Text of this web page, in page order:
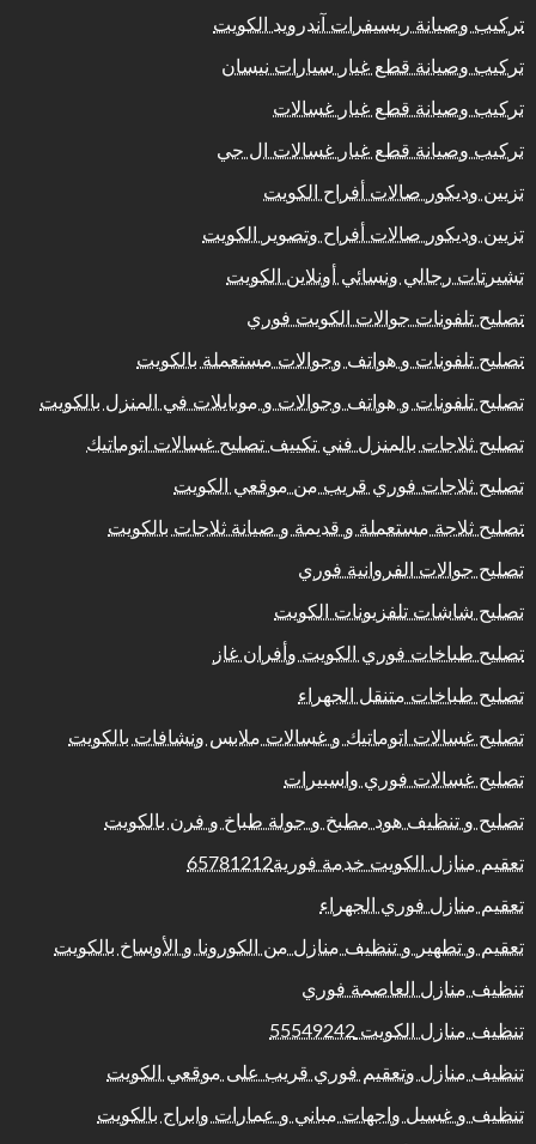
تركيب وصيانة ريسيفرات آندرويد الكويت
تركيب وصيانة قطع غيار سيارات نيسان
تركيب وصيانة قطع غيار غسالات
تركيب وصيانة قطع غيار غسالات ال جي
تزيين وديكور صالات أفراح الكويت
تزيين وديكور صالات أفراح وتصوير الكويت
تشيرتات رجالي ونسائي أونلاين الكويت
تصليح تلفونات جوالات الكويت فوري
تصليح تلفونات و هواتف وجوالات مستعملة بالكويت
تصليح تلفونات و هواتف وجوالات و موبايلات في المنزل بالكويت
تصليح ثلاجات بالمنزل فني تكييف تصليح غسالات اتوماتيك
تصليح ثلاجات فوري قريب من موقعي الكويت
تصليح ثلاجة مستعملة و قديمة و صيانة ثلاجات بالكويت
تصليح جوالات الفروانية فوري
تصليح شاشات تلفزيونات الكويت
تصليح طباخات فوري الكويت وأفران غاز
تصليح طباخات متنقل الجهراء
تصليح غسالات اتوماتيك و غسالات ملابس ونشافات بالكويت
تصليح غسالات فوري واسبيرات
تصليح و تنظيف هود مطبخ و جولة طباخ و فرن بالكويت
تعقيم منازل الكويت خدمة فورية65781212
تعقيم منازل فوري الجهراء
تعقيم و تطهير و تنظيف منازل من الكورونا و الأوساخ بالكويت
تنظيف منازل العاصمة فوري
تنظيف منازل الكويت 55549242
تنظيف منازل وتعقيم فوري قريب على موقعي الكويت
تنظيف و غسيل واجهات مباني و عمارات وابراج بالكويت